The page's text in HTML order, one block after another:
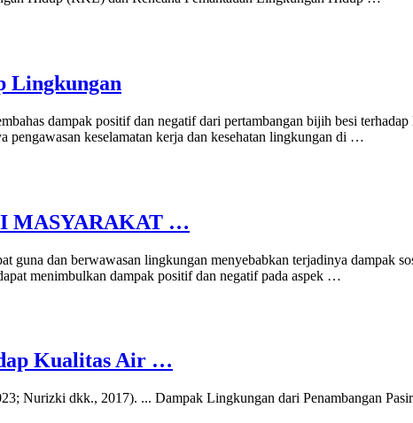
Lingkungan
dampak positif dan negatif dari pertambangan bijih besi
keselamatan kerja dan kesehatan lingkungan di …
MASYARAKAT …
guna dan berwawasan lingkungan menyebabkan terjadinya dampak
menimbulkan dampak positif dan negatif pada aspek …
Kualitas Air …
Nurizki dkk., 2017). ... Dampak Lingkungan dari Penambangan